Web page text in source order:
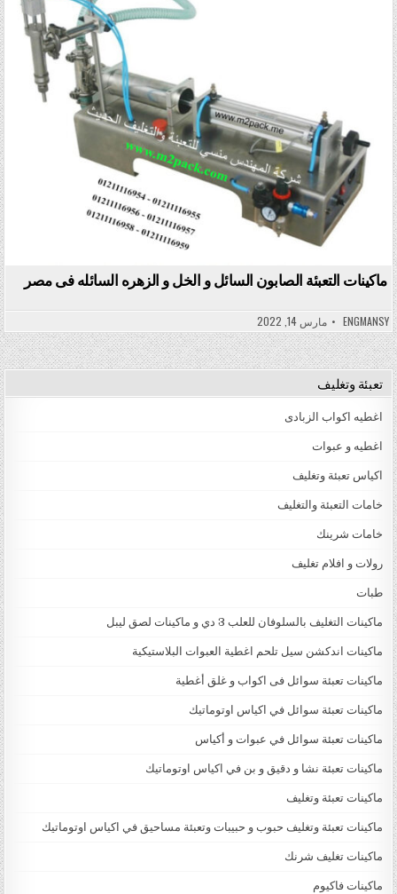
ماكينات التعبئة الصابون السائل و الخل و الزهره السائله فى مصر
ENGMANSY مارس 14, 2022
تعبئة وتغليف
اغطيه اكواب الزبادى
اغطيه و عبوات
اكياس تعبئة وتغليف
خامات التعبئة والتغليف
خامات شرينك
رولات و افلام تغليف
طبات
ماكينات التغليف بالسلوفان للعلب 3 دي و ماكينات لصق ليبل
ماكينات اندكشن سيل تلحم اغطية العبوات البلاستيكية
ماكينات تعبئة سوائل فى اكواب و غلق أغطية
ماكينات تعبئة سوائل في اكياس اوتوماتيك
ماكينات تعبئة سوائل في عبوات و أكياس
ماكينات تعبئة نشا و دقيق و بن في اكياس اوتوماتيك
ماكينات تعبئة وتغليف
ماكينات تعبئة وتغليف حبوب و حبيبات وتعبئة مساحيق في اكياس اوتوماتيك
ماكينات تغليف شرنك
ماكينات فاكيوم